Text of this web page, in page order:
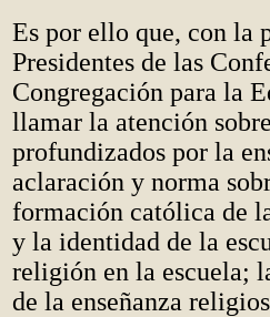
Es por ello que, con la
Presidentes de las
Congregación para la
llamar la atención
profundizados por la
aclaración y norma
formación católica de
y la identidad de la
religión en la escuela;
de la enseñanza